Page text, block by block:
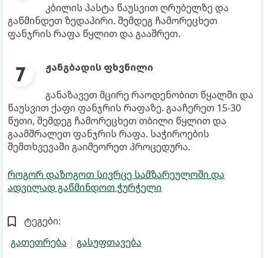
კბილის პასტა წაუსვით ღრუბელზე და
გაწმინდეთ ზედაპირი. შემდეგ ჩამორეცხეთ
ფანჯრის რაფა წყლით და გააშრეთ.
ჟანგბადის ფხვნილი
განაზავეთ მცირე რაოდენობით წყალში და
წაუსვით ქაფი ფანჯრის რაფაზე. გააჩერეთ 15-30
წუთი, შემდეგ ჩამორეცხეთ თბილი წყლით და
გაამშრალეთ ფანჯრის რაფა. საჭიროების
შემთხვევაში გაიმეორეთ პროცედურა.
როგორ დაზოგოთ სივრცე სამზარეულოში და
ადვილად გაწმინდოთ ჭურჭელი
ტეგები:
გათეთრება
გასუფთავება